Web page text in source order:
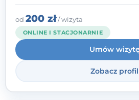
stresie czy
spotkanie traktuję z
uważnością i w
od 200 zł/ wizyta
ONLINE I STACJONARNIE
Umów wizytę
Zobacz profil